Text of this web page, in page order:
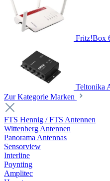
Fritz!Box
Teltonika
Zur Kategorie Marken
FTS Hennig / FTS Antennen
Wittenberg Antennen
Panorama Antennas
Sensorview
Interline
Poynting
Amplitec